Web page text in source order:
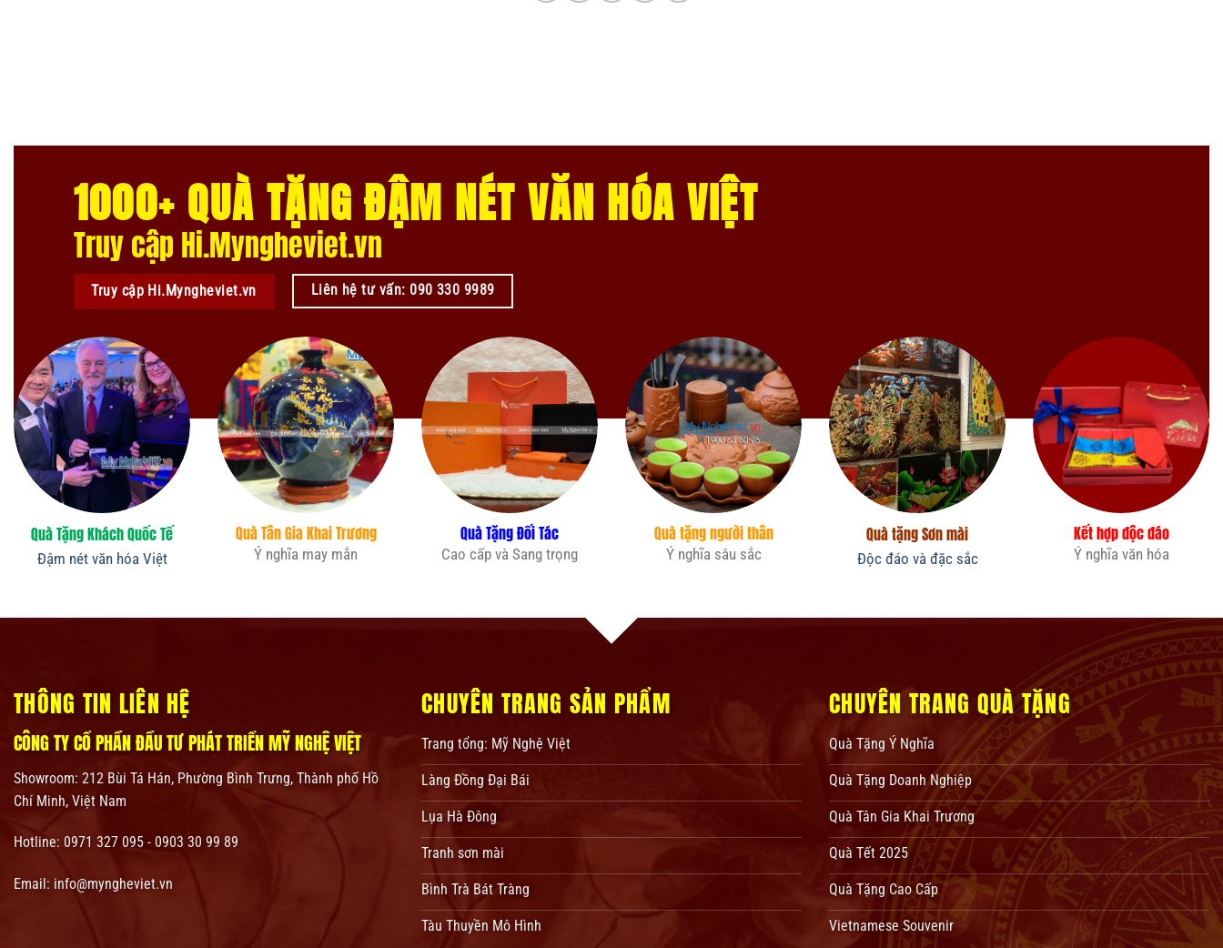
1000+ QUÀ TẶNG ĐẬM NÉT VĂN HÓA VIỆT
Truy cập Hi.Myngheviet.vn
Truy cập Hi.Myngheviet.vn Liên hệ tư vấn: 090 330 9989
Quà Tặng Khách Quốc Tế
Đậm nét văn hóa Việt
Quà Tân Gia Khai Trương
Ý nghĩa may mắn
Quà Tặng Đối Tác
Cao cấp và Sang trọng
Quà tặng người thân
Ý nghĩa sâu sắc
Quà tặng Sơn mài
Độc đáo và đặc sắc
Kết hợp độc đáo
Ý nghĩa văn hóa
THÔNG TIN LIÊN HỆ
CÔNG TY CỔ PHẦN ĐẦU TƯ PHÁT TRIỂN MỸ NGHỆ VIỆT
Showroom: 212 Bùi Tá Hán, Phường Bình Trưng, Thành phố Hồ
Chí Minh, Việt Nam
Hotline: 0971 327 095 - 0903 30 99 89
Email: info@myngheviet.vn
CHUYÊN TRANG SẢN PHẨM
Trang tổng: Mỹ Nghệ Việt
Làng Đồng Đại Bái
Lụa Hà Đông
Tranh sơn mài
Bình Trà Bát Tràng
Tàu Thuyền Mô Hình
CHUYÊN TRANG QUÀ TẶNG
Quà Tặng Ý Nghĩa
Quà Tặng Doanh Nghiệp
Quà Tân Gia Khai Trương
Quà Tết 2025
Quà Tặng Cao Cấp
Vietnamese Souvenir